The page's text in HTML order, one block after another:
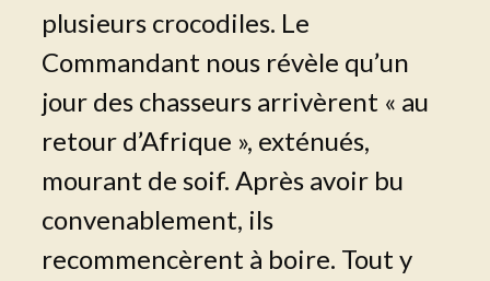
plusieurs crocodiles. Le
Commandant nous révèle qu’un
jour des chasseurs arrivèrent « au
retour d’Afrique », exténués,
mourant de soif. Après avoir bu
convenablement, ils
recommencèrent à boire. Tout y